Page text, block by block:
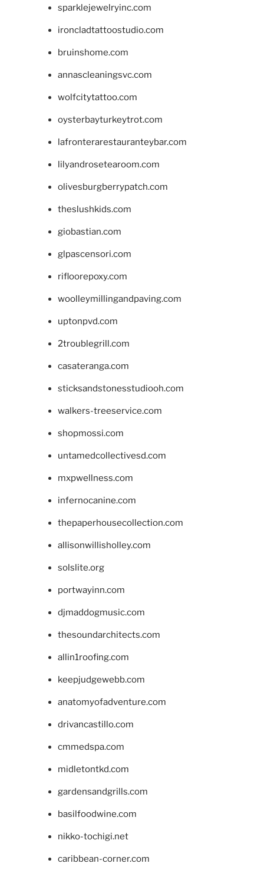
sparklejewelryinc.com
ironcladtattoostudio.com
bruinshome.com
annascleaningsvc.com
wolfcitytattoo.com
oysterbayturkeytrot.com
lafronterarestauranteybar.com
lilyandrosetearoom.com
olivesburgberrypatch.com
theslushkids.com
giobastian.com
glpascensori.com
rifloorepoxy.com
woolleymillingandpaving.com
uptonpvd.com
2troublegrill.com
casateranga.com
sticksandstonesstudiooh.com
walkers-treeservice.com
shopmossi.com
untamedcollectivesd.com
mxpwellness.com
infernocanine.com
thepaperhousecollection.com
allisonwillisholley.com
solslite.org
portwayinn.com
djmaddogmusic.com
thesoundarchitects.com
allin1roofing.com
keepjudgewebb.com
anatomyofadventure.com
drivancastillo.com
cmmedspa.com
midletontkd.com
gardensandgrills.com
basilfoodwine.com
nikko-tochigi.net
caribbean-corner.com